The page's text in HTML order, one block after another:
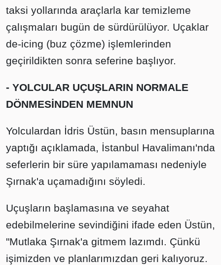
taksi yollarında araçlarla kar temizleme
çalışmaları bugün de sürdürülüyor. Uçaklar
de-icing (buz çözme) işlemlerinden
geçirildikten sonra seferine başlıyor.
- YOLCULAR UÇUŞLARIN NORMALE
DÖNMESİNDEN MEMNUN
Yolculardan İdris Üstün, basın mensuplarına
yaptığı açıklamada, İstanbul Havalimanı'nda
seferlerin bir süre yapılamaması nedeniyle
Şırnak'a uçamadığını söyledi.
Uçuşların başlamasına ve seyahat
edebilmelerine sevindiğini ifade eden Üstün,
"Mutlaka Şırnak'a gitmem lazımdı. Çünkü
işimizden ve planlarımızdan geri kalıyoruz.